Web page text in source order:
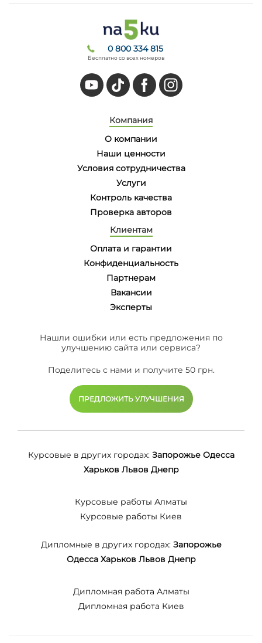
0 800 334 815
Бесплатно со всех номеров
Компания
О компании
Наши ценности
Условия сотрудничества
Услуги
Контроль качества
Проверка авторов
Клиентам
Оплата и гарантии
Конфиденциальность
Партнерам
Вакансии
Эксперты
Нашли ошибки или есть предложения по
улучшению сайта или сервиса?
Поделитесь с нами и получите 50 грн.
ПРЕДЛОЖИТЬ УЛУЧШЕНИЯ
Курсовые в других городах: Запорожье Одесса
Харьков Львов Днепр
Курсовые работы Алматы
Курсовые работы Киев
Дипломные в других городах: Запорожье
Одесса Харьков Львов Днепр
Дипломная работа Алматы
Дипломная работа Киев